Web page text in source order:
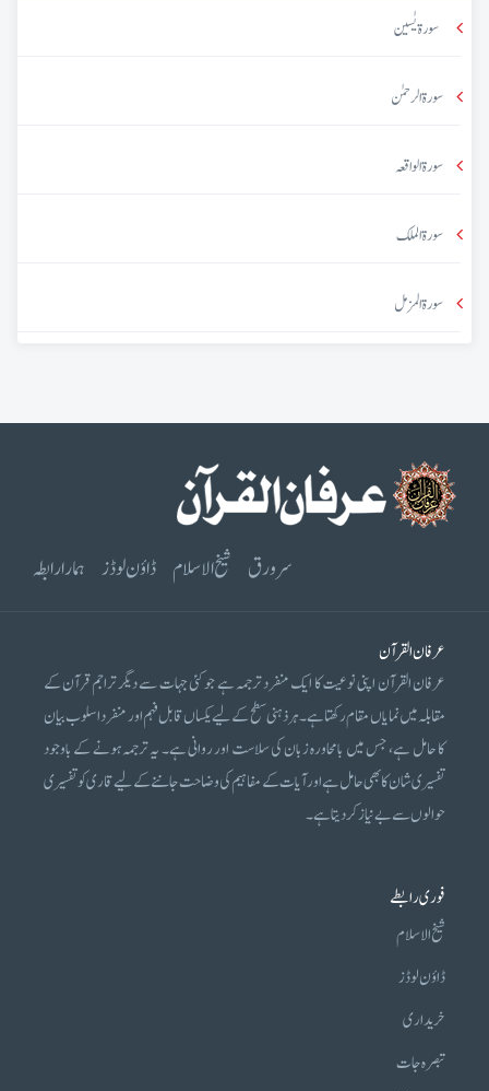
سورۃ یٰسین
سورۃ الرحمٰن
سورۃ الواقعہ
سورۃ الملک
سورۃ المزمل
سرورق شیخ الاسلام ڈاؤن لوڈز ہمارا رابطہ
عرفان القرآن
عرفان القرآن اپنی نوعیت کا ایک منفرد ترجمہ ہے جو کئی جہات سے دیگر تراجم قرآن کے
مقابلہ میں نمایاں مقام رکھتا ہے۔ ہر ذہنی سطح کے لیے یکساں قابل فہم اور منفرد اسلوب بیان
کا حامل ہے، جس میں بامحاورہ زبان کی سلاست اور روانی ہے۔ یہ ترجمہ ہونے کے باوجود
تفسیری شان کا بھی حامل ہے اور آیات کے مفاہیم کی وضاحت جاننے کے لیے قاری کو تفسیری
حوالوں سے بے نیاز کر دیتا ہے۔
فوری رابطے
شیخ الاسلام
ڈاؤن لوڈز
خریداری
تبصرہ جات